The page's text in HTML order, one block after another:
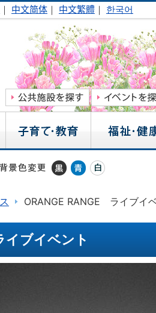
｜ 中文简体 ｜ 中文繁體 ｜ 한국어
ORANGE RANGE ライブイ
ブイベント